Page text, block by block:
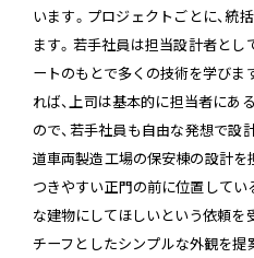
います。プロジェクトごとに、統
ます。若手社員は担当設計者とし
ートのもとで多くの技術を学びま
れば、上司は基本的に担当者にあ
ので、若手社員も自由な発想で設
道車両製造工場の保安棟の設計を
つきやすい正門の前に位置してい
な建物にしてほしいという依頼を
チーフとしたシンプルな外観を提